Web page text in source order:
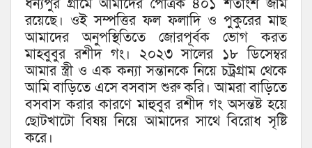
ধন্যপুর গ্রামে আমাদের পৈত্রিক ৪০১ শতাংশ জমি
রয়েছে। ওই সম্পত্তির ফল ফলাদি ও পুকুরের মাছ
আমাদের অনুপস্থিতিতে জোরপূর্বক ভোগ করত
মাহবুবুর রশীদ গং। ২০২৩ সালের ১৮ ডিসেম্বর
আমার স্ত্রী ও এক কন্যা সন্তানকে নিয়ে চট্রগ্রাম থেকে
আমি বাড়িতে এসে বসবাস শুরু করি। আমরা বাড়িতে
বসবাস করার কারণে মাহুবুর রশীদ গং অসন্তষ্ট হয়ে
ছোটখাটো বিষয় নিয়ে আমাদের সাথে বিরোধ সৃষ্টি
করে।